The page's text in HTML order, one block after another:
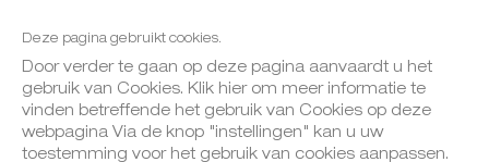
Deze pagina gebruikt cookies.
Door verder te gaan op deze pagina aanvaardt u het
gebruik van Cookies. Klik hier om meer informatie te
vinden betreffende het gebruik van Cookies op deze
webpagina Via de knop "instellingen" kan u uw
toestemming voor het gebruik van cookies aanpassen.